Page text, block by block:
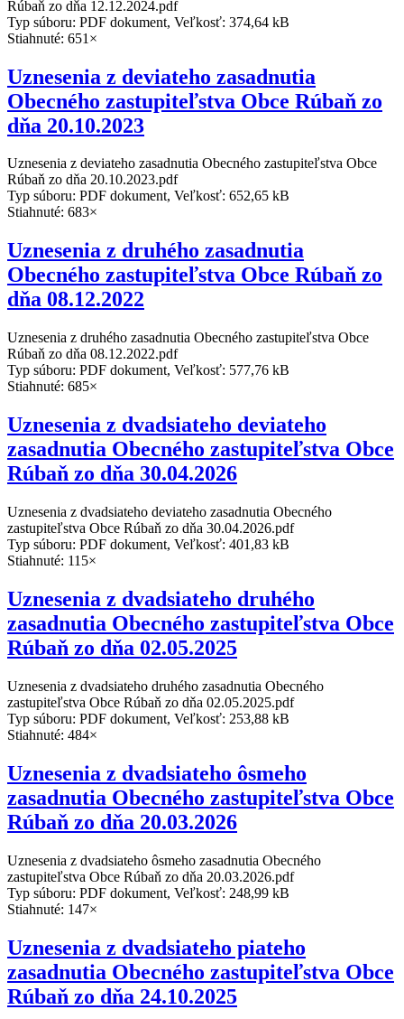
Rúbaň zo dňa 12.12.2024.pdf
Typ súboru: PDF dokument, Veľkosť: 374,64 kB
Stiahnuté: 651×
Uznesenia z deviateho zasadnutia
Obecného zastupiteľstva Obce Rúbaň zo
dňa 20.10.2023
Uznesenia z deviateho zasadnutia Obecného zastupiteľstva Obce
Rúbaň zo dňa 20.10.2023.pdf
Typ súboru: PDF dokument, Veľkosť: 652,65 kB
Stiahnuté: 683×
Uznesenia z druhého zasadnutia
Obecného zastupiteľstva Obce Rúbaň zo
dňa 08.12.2022
Uznesenia z druhého zasadnutia Obecného zastupiteľstva Obce
Rúbaň zo dňa 08.12.2022.pdf
Typ súboru: PDF dokument, Veľkosť: 577,76 kB
Stiahnuté: 685×
Uznesenia z dvadsiateho deviateho
zasadnutia Obecného zastupiteľstva Obce
Rúbaň zo dňa 30.04.2026
Uznesenia z dvadsiateho deviateho zasadnutia Obecného
zastupiteľstva Obce Rúbaň zo dňa 30.04.2026.pdf
Typ súboru: PDF dokument, Veľkosť: 401,83 kB
Stiahnuté: 115×
Uznesenia z dvadsiateho druhého
zasadnutia Obecného zastupiteľstva Obce
Rúbaň zo dňa 02.05.2025
Uznesenia z dvadsiateho druhého zasadnutia Obecného
zastupiteľstva Obce Rúbaň zo dňa 02.05.2025.pdf
Typ súboru: PDF dokument, Veľkosť: 253,88 kB
Stiahnuté: 484×
Uznesenia z dvadsiateho ôsmeho
zasadnutia Obecného zastupiteľstva Obce
Rúbaň zo dňa 20.03.2026
Uznesenia z dvadsiateho ôsmeho zasadnutia Obecného
zastupiteľstva Obce Rúbaň zo dňa 20.03.2026.pdf
Typ súboru: PDF dokument, Veľkosť: 248,99 kB
Stiahnuté: 147×
Uznesenia z dvadsiateho piateho
zasadnutia Obecného zastupiteľstva Obce
Rúbaň zo dňa 24.10.2025